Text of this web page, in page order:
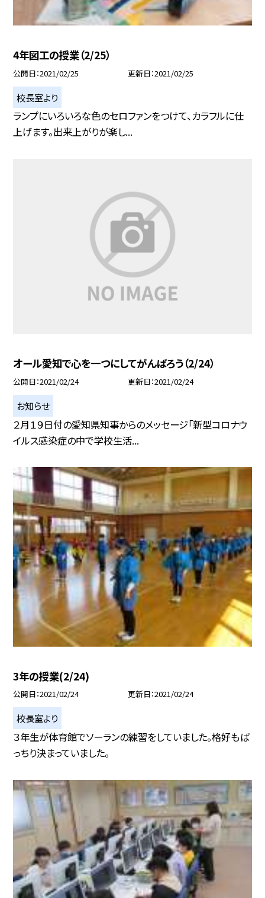
4年図工の授業（2/25）
公開日 2021/02/25 更新日 2021/02/25
校長室より
ランプにいろいろな色のセロファンをつけて、カラフルに仕
上げます。出来上がりが楽し...
オール愛知で心を一つにしてがんばろう（2/24）
公開日 2021/02/24 更新日 2021/02/24
お知らせ
２月１９日付の愛知県知事からのメッセージ「新型コロナウ
イルス感染症の中で学校生活...
3年の授業(2/24)
公開日 2021/02/24 更新日 2021/02/24
校長室より
３年生が体育館でソーランの練習をしていました。格好もば
っちり決まっていました。